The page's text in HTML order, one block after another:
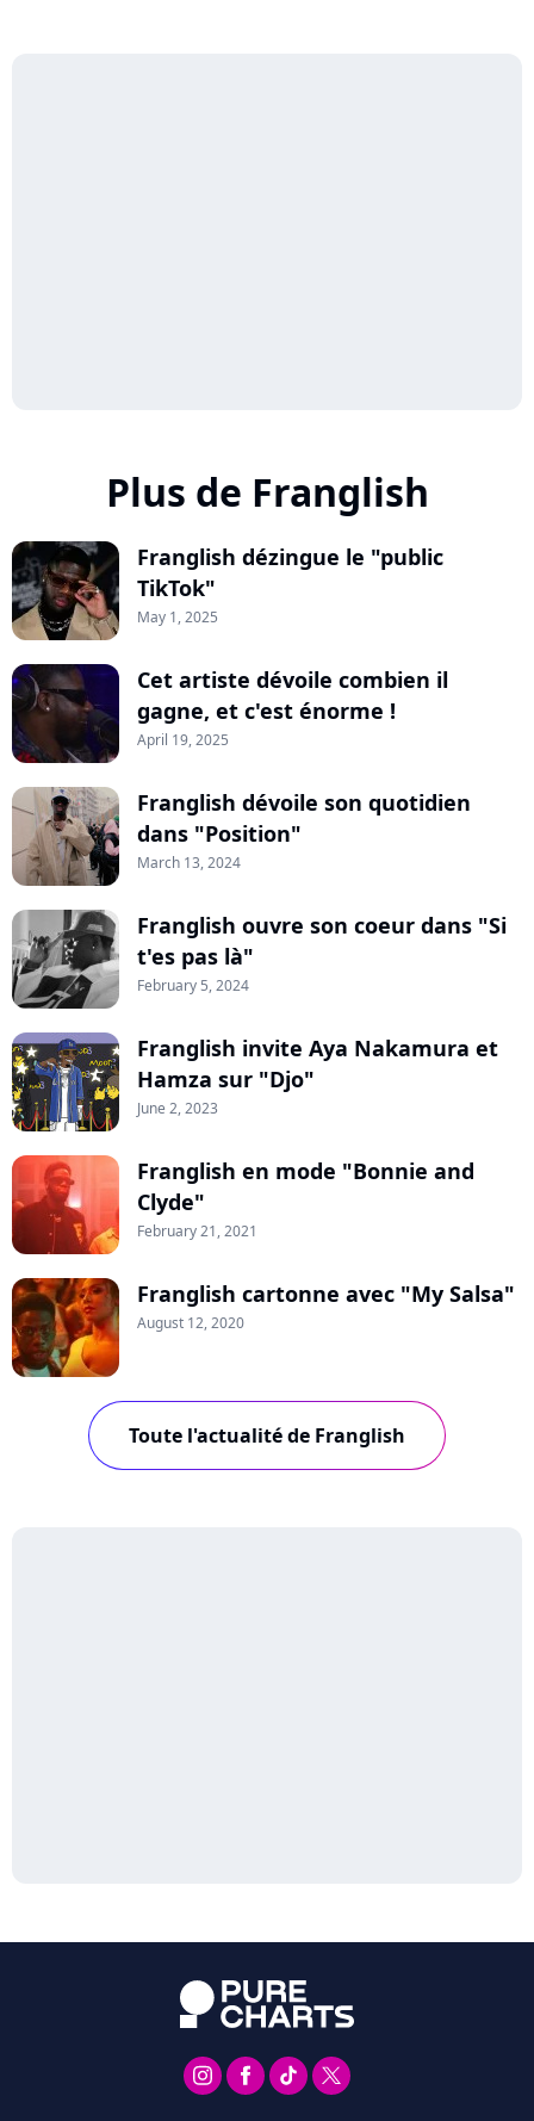
Plus de Franglish
Franglish dézingue le "public
TikTok"
May 1, 2025
Cet artiste dévoile combien il
gagne, et c'est énorme !
April 19, 2025
Franglish dévoile son quotidien
dans "Position"
March 13, 2024
Franglish ouvre son coeur dans "Si
t'es pas là"
February 5, 2024
Franglish invite Aya Nakamura et
Hamza sur "Djo"
June 2, 2023
Franglish en mode "Bonnie and
Clyde"
February 21, 2021
Franglish cartonne avec "My Salsa"
August 12, 2020
Toute l'actualité de Franglish